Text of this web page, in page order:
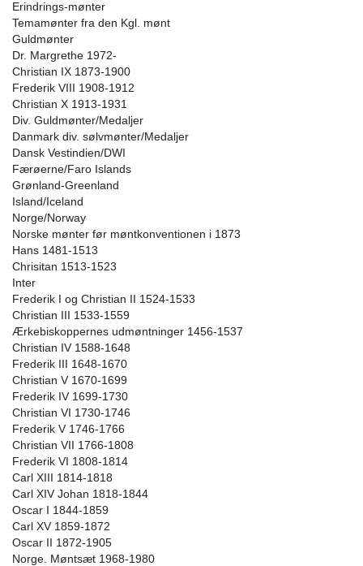
Erindrings-mønter
Temamønter fra den Kgl. mønt
Guldmønter
Dr. Margrethe 1972-
Christian IX 1873-1900
Frederik VIII 1908-1912
Christian X 1913-1931
Div. Guldmønter/Medaljer
Danmark div. sølvmønter/Medaljer
Dansk Vestindien/DWI
Færøerne/Faro Islands
Grønland-Greenland
Island/Iceland
Norge/Norway
Norske mønter før møntkonventionen i 1873
Hans 1481-1513
Chrisitan 1513-1523
Inter
Frederik I og Christian II 1524-1533
Christian III 1533-1559
Ærkebiskoppernes udmøntninger 1456-1537
Christian IV 1588-1648
Frederik III 1648-1670
Christian V 1670-1699
Frederik IV 1699-1730
Christian VI 1730-1746
Frederik V 1746-1766
Christian VII 1766-1808
Frederik VI 1808-1814
Carl XIII 1814-1818
Carl XIV Johan 1818-1844
Oscar I 1844-1859
Carl XV 1859-1872
Oscar II 1872-1905
Norge. Møntsæt 1968-1980